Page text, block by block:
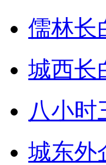
儒林长
城西长
八小时
城东外